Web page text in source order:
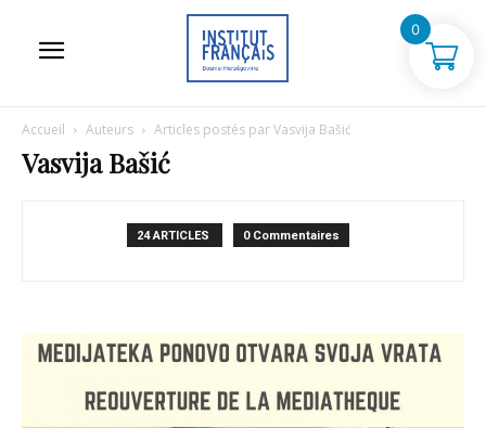
Accueil Auteurs Articles postés par Vasvija Bašić
Vasvija Bašić
24 ARTICLES 0 Commentaires
0